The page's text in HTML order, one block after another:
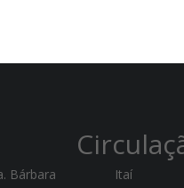
Bárbara
Itaí